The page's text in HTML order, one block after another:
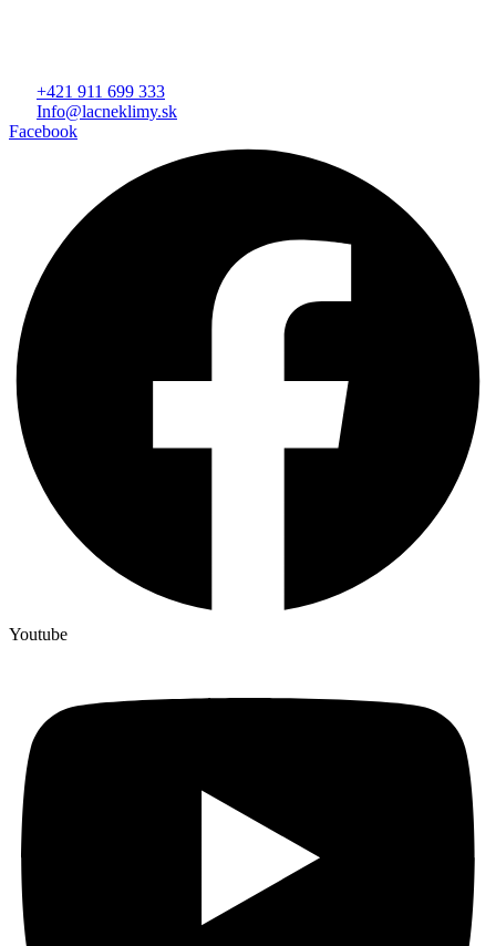
+421 911 699 333
Info@lacneklimy.sk
Facebook
Youtube